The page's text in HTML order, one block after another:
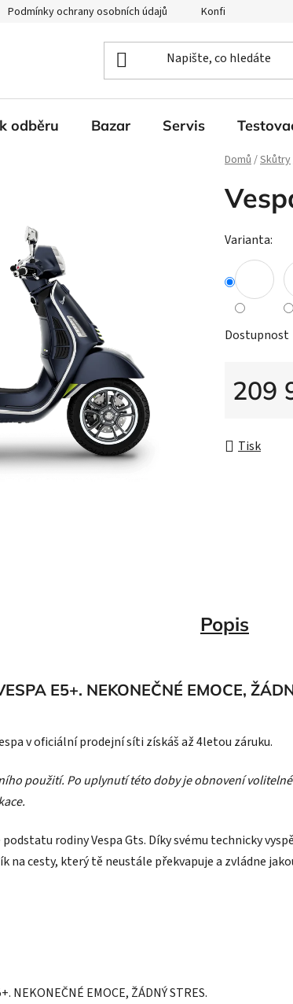
Podmínky ochrany osobních údajů Konfigurátor Ducati
odběru Bazar Servis
Domů/Skůtry
Varianta:
Dostupnost
209
Tisk
Popis
E5+. NEKONEČNÉ EMOCE,
v oficiální prodejní síti získáš až 4letou záruku.
použití. Po uplynutí této doby je obnovení
rodiny Vespa Gts. Díky svému technicky
na cesty, který tě neustále překvapuje a zvládne
NEKONEČNÉ EMOCE, ŽÁDNÝ STRES.